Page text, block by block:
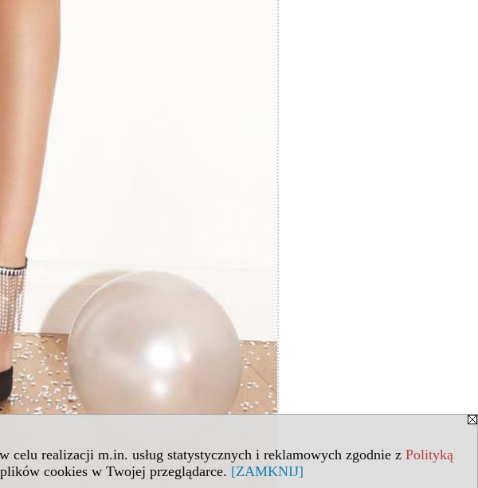
realizacji m.in. usług statystycznych i reklamowych zgodnie z Polityką
cookies w Twojej przeglądarce. [ZAMKNIJ]